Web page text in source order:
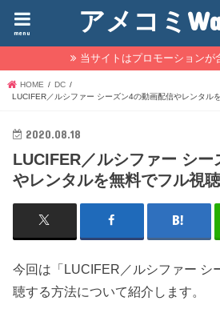
アメコミ
menu
当サイトはプロモーションが
HOME
DC
LUCIFER／ルシファー シーズン4の動画配信やレンタル
2020.08.18
LUCIFER／ルシファー シー
やレンタルを無料でフル視
今回は「LUCIFER／ルシファー シ
聴する方法について紹介します。